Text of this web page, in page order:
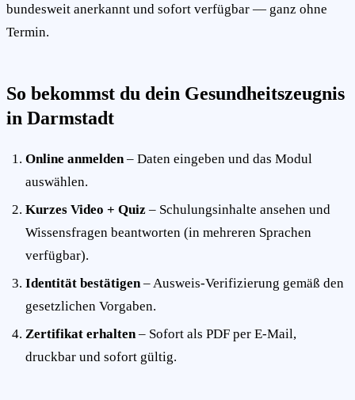
bundesweit anerkannt und sofort verfügbar — ganz ohne
Termin.
So bekommst du dein Gesundheitszeugnis
in Darmstadt
Online anmelden– Daten eingeben und das Modul
auswählen.
Kurzes Video + Quiz – Schulungsinhalte ansehen und
Wissensfragen beantworten (in mehreren Sprachen
verfügbar).
Identität bestätigen– Ausweis-Verifizierung gemäß den
gesetzlichen Vorgaben.
Zertifikat erhalten– Sofort als PDF per E-Mail,
druckbar und sofort gültig.